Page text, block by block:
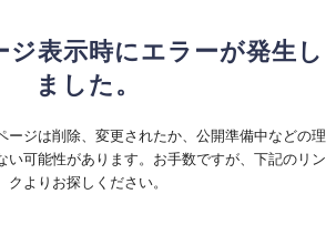
ジ表示時にエラーが発生し
ました。
ージは削除、変更されたか、公開準備中などの理
い可能性があります。お手数ですが、下記のリン
クよりお探しください。